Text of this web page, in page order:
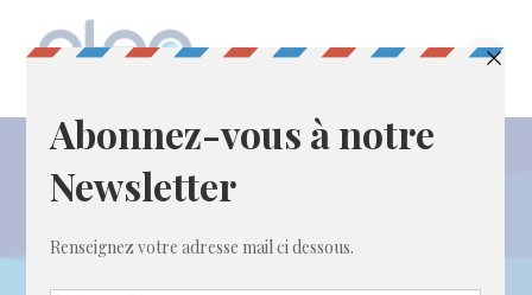
contenu
Auteur/autrice :
ATEP-WEB